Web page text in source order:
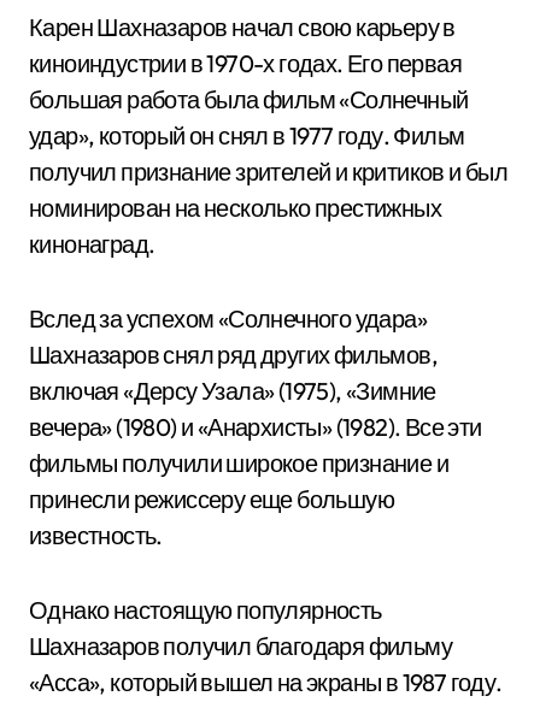
Карен Шахназаров начал свою карьеру в
киноиндустрии в 1970-х годах. Его первая
большая работа была фильм «Солнечный
удар», который он снял в 1977 году. Фильм
получил признание зрителей и критиков и был
номинирован на несколько престижных
кинонаград.
Вслед за успехом «Солнечного удара»
Шахназаров снял ряд других фильмов,
включая «Дерсу Узала» (1975), «Зимние
вечера» (1980) и «Анархисты» (1982). Все эти
фильмы получили широкое признание и
принесли режиссеру еще большую
известность.
Однако настоящую популярность
Шахназаров получил благодаря фильму
«Асса», который вышел на экраны в 1987 году.